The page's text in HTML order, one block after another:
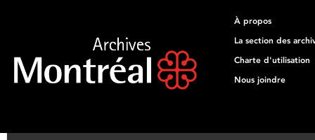
À propos
La section des
Charte d'utilisation
Nous joindre